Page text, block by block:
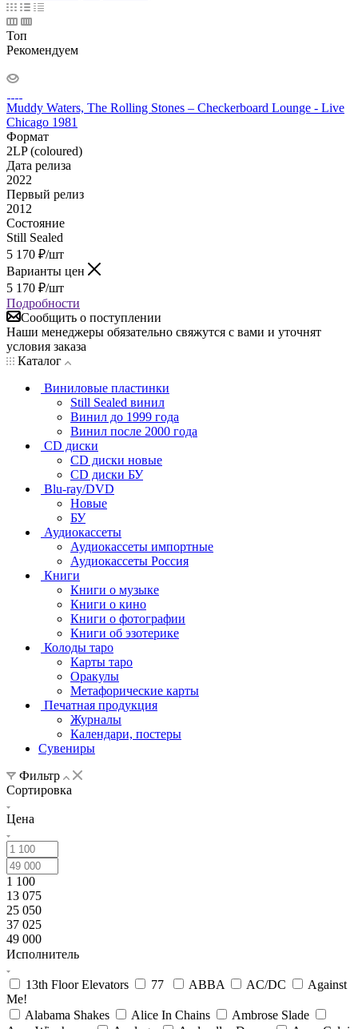
Топ
Рекомендуем
Muddy Waters, The Rolling Stones – Checkerboard Lounge - Live
Chicago 1981
Формат
2LP (coloured)
Дата релиза
2022
Первый релиз
2012
Состояние
Still Sealed
5 170 ₽/шт
Варианты цен
5 170 ₽/шт
Подробности
Сообщить о поступлении
Наши менеджеры обязательно свяжутся с вами и уточнят
условия заказа
Каталог
Виниловые пластинки
Still Sealed винил
Винил до 1999 года
Винил после 2000 года
CD диски
CD диски новые
CD диски БУ
Blu-ray/DVD
Новые
БУ
Аудиокассеты
Аудиокассеты импортные
Аудиокассеты Россия
Книги
Книги о музыке
Книги о кино
Книги о фотографии
Книги об эзотерике
Колоды таро
Карты таро
Оракулы
Метафорические карты
Печатная продукция
Журналы
Календари, постеры
Сувениры
Фильтр
Сортировка
Цена
1 100
13 075
25 050
37 025
49 000
Исполнитель
13th Floor Elevators 77 ABBA AC/DC
Against
Me!
Alabama Shakes
Alice In Chains
Ambrose Slade